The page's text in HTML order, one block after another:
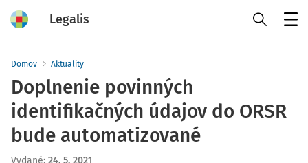
Legalis
Domov Aktuality
​Doplnenie povinných
identifikačných údajov do ORSR
bude automatizované
Vydané: 24. 5. 2021